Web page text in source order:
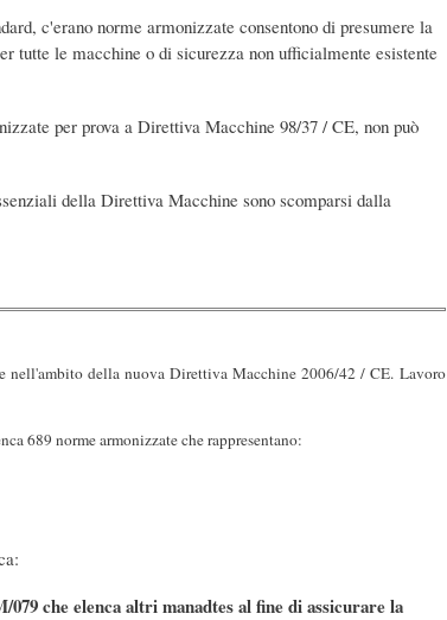
c'erano norme armonizzate consentono di presumere la
tutte le macchine o di sicurezza non ufficialmente esistente
per prova a Direttiva Macchine 98/37 / CE, non può
della Direttiva Macchine sono scomparsi dalla
nell'ambito della nuova Direttiva Macchine 2006/42 / CE. Lavoro
689 norme armonizzate che rappresentano:
che elenca altri manadtes al fine di assicurare la